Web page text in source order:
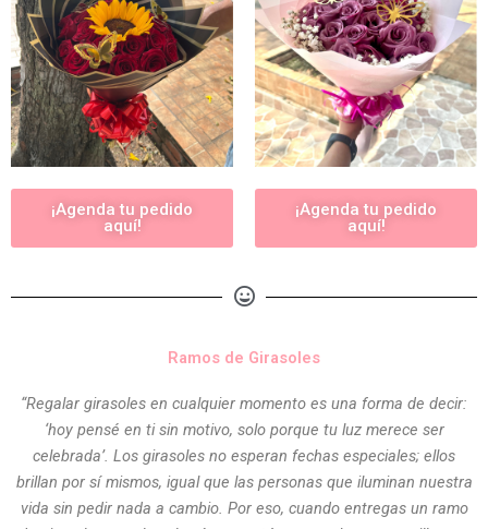
¡Agenda tu pedido
aquí!
¡Agenda tu pedido
aquí!
Ramos de Girasoles
“Regalar girasoles en cualquier momento es una forma de decir:
‘hoy pensé en ti sin motivo, solo porque tu luz merece ser
celebrada’. Los girasoles no esperan fechas especiales; ellos
brillan por sí mismos, igual que las personas que iluminan nuestra
vida sin pedir nada a cambio. Por eso, cuando entregas un ramo